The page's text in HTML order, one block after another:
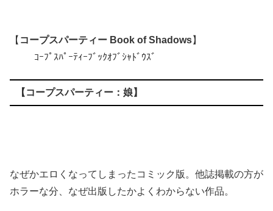
【 コープスパーティー Book of Shadows】
ｺｰﾌﾟｽﾊﾟｰﾃｨｰﾌﾞｯｸｵﾌﾞｼｬﾄﾞｳｽﾞ
【 コープスパーティー：娘】
なぜかエロくなってしまったコミック版。他誌掲載の方が
ホラーな分、なぜ出版したかよくわからない作品。